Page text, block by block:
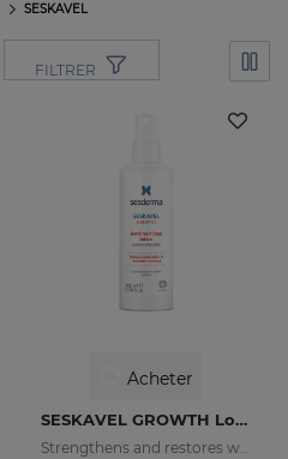
SESKAVEL
FILTRER
Acheter
SESKAVEL GROWTH Lotion Capillaire Anti-Chute
Strengthens and restores weaker hair by activating its growth